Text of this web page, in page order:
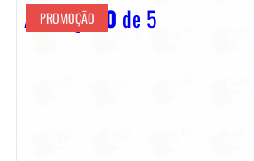
Avaliação 0 de 5
PROMOÇÃO